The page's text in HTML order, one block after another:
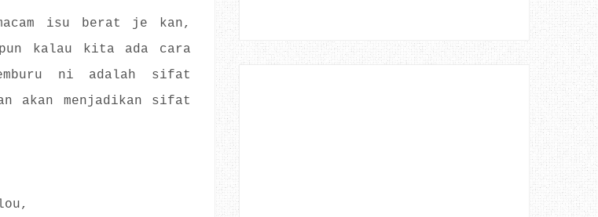
isu berat je kan,
kalau kita ada cara
ni adalah sifat
akan menjadikan sifat